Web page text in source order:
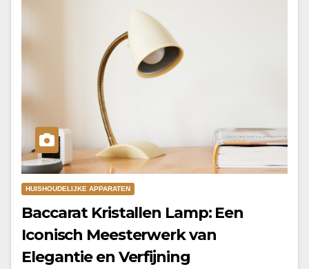
HUISHOUDELIJKE APPARATEN
Baccarat Kristallen Lamp: Een
Iconisch Meesterwerk van
Elegantie en Verfijning